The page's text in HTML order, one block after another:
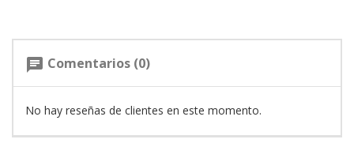
chat Comentarios (0)
No hay reseñas de clientes en este momento.